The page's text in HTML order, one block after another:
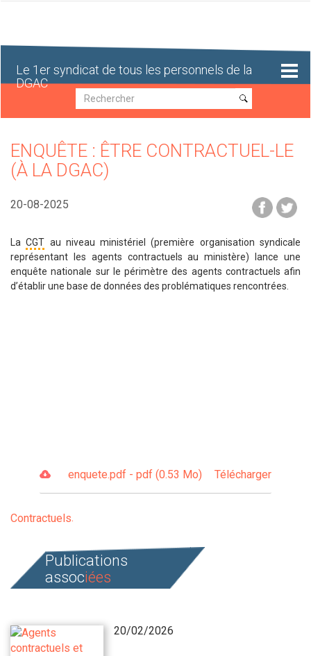
Le 1er syndicat de tous les personnels de la
DGAC
Recherche
Recherche
ENQUÊTE : ÊTRE CONTRACTUEL-LE
(À LA DGAC)
20-08-2025
LaCGT au niveau ministériel (première organisation syndicale
représentant les agents contractuels au ministère) lance une
enquête nationale sur le périmètre des agents contractuels afin
d’établir une base de données des problématiques rencontrées.
enquete.pdf - pdf (0.53 Mo) Télécharger
Contractuels
Publications
associées
20/02/2026